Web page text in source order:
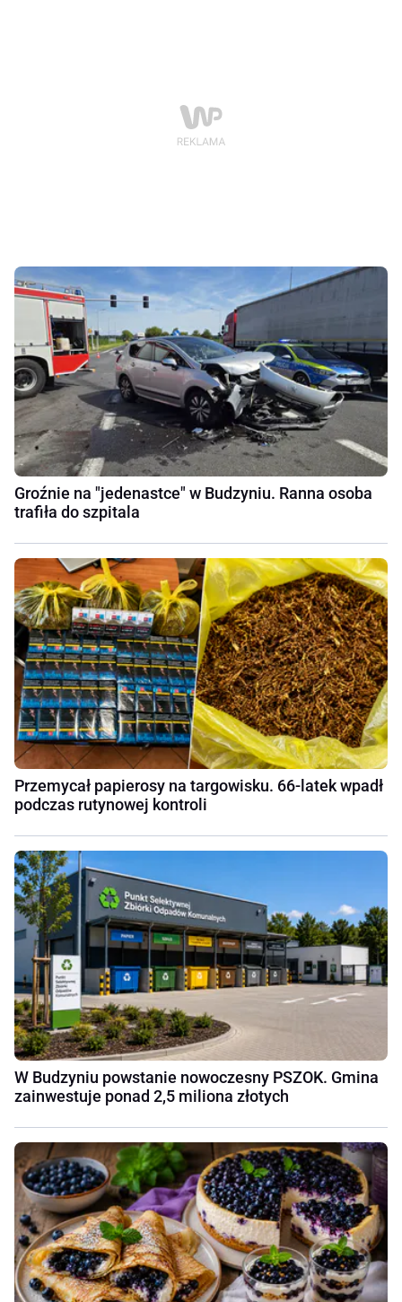
Groźnie na "jedenastce" w Budzyniu. Ranna osoba
trafiła do szpitala
Przemycał papierosy na targowisku. 66-latek wpadł
podczas rutynowej kontroli
W Budzyniu powstanie nowoczesny PSZOK. Gmina
zainwestuje ponad 2,5 miliona złotych